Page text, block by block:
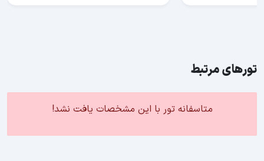
تورهای مرتبط
متاسفانه تور با این مشخصات یافت نشد!